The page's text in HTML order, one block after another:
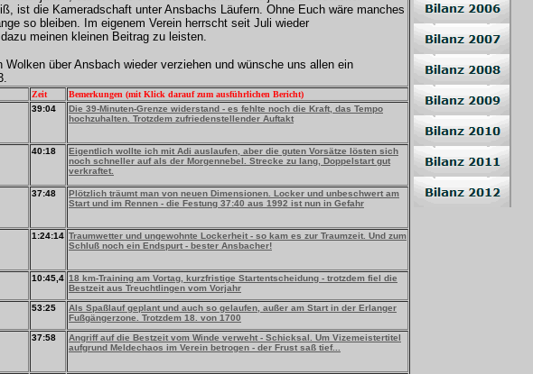
ist die Kameradschaft unter Ansbachs Läufern. Ohne Euch wäre manches
so bleiben. Im eigenem Verein herrscht seit Juli wieder
meinen kleinen Beitrag zu leisten.
über Ansbach wieder verziehen und wünsche uns allen ein
Zeit
Bemerkungen (mit Klick darauf zum ausführlichen Bericht)
39:04
Die 39-Minuten-Grenze widerstand - es fehlte noch die Kraft, das Tempo
hochzuhalten. Trotzdem zufriedenstellender Auftakt
40:18
Eigentlich wollte ich mit Adi auslaufen, aber die guten Vorsätze lösten sich
noch schneller auf als der Morgennebel. Strecke zu lang, Doppelstart gut
verkraftet.
37:48
Plötzlich träumt man von neuen Dimensionen. Locker und unbeschwert am
Start und im Rennen - die Festung 37:40 aus 1992 ist nun in Gefahr
1:24:14 Traumwetter und ungewohnte Lockerheit - so kam es zur Traumzeit. Und zum
Schluß noch ein Endspurt - bester Ansbacher!
10:45,4 18 km-Training am Vortag, kurzfristige Startentscheidung - trotzdem fiel die
Bestzeit aus Treuchtlingen vom Vorjahr
53:25
Als Spaßlauf geplant und auch so gelaufen, außer am Start in der Erlanger
Fußgängerzone. Trotzdem 18. von 1700
37:58
Angriff auf die Bestzeit vom Winde verweht - Schicksal. Um Vizemeistertitel
aufgrund Meldechaos im Verein betrogen - der Frust saß tief...